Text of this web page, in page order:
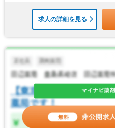
求人の詳細を見る